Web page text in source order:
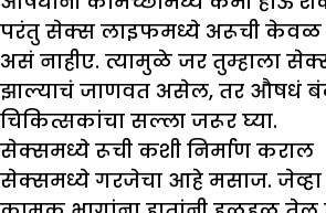
परंतु सेक्स लाइफमध्ये अरूची केवळ
असं नाहीए. त्यामुळे जर तुम्हाला
झाल्याचं जाणवत असेल, तर औषधं बंद
चिकित्सकांचा सल्ला जरूर घ्या.
सेक्समध्ये रूची कशी निर्माण कराल
सेक्समध्ये गरजेचा आहे मसाज. जेव्हा